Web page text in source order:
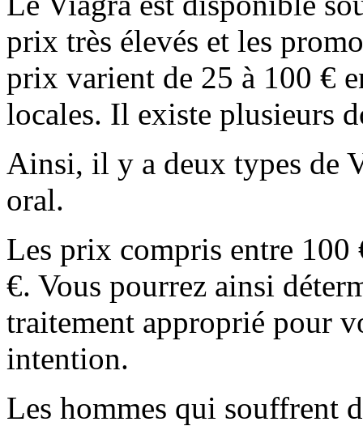
prix très élevés et les
prix varient de 25 à 100 €
locales. Il existe plusieurs
Ainsi, il y a deux types de
oral.
Les prix compris entre 100
€. Vous pourrez ainsi
traitement approprié pour
intention.
Les hommes qui souffrent